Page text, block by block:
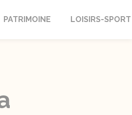
PATRIMOINE LOISIRS-SPORT